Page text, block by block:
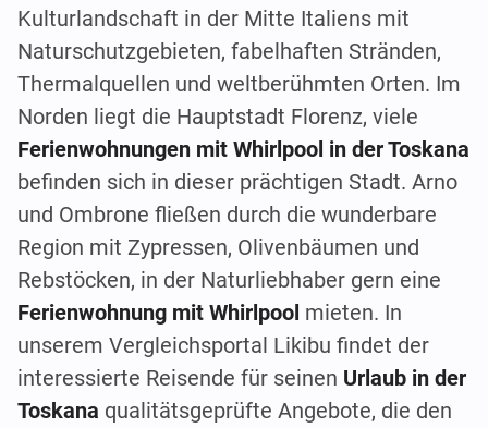
Kulturlandschaft in der Mitte Italiens mit
Naturschutzgebieten, fabelhaften Stränden,
Thermalquellen und weltberühmten Orten. Im
Norden liegt die Hauptstadt Florenz, viele
Ferienwohnungen mit Whirlpool in der Toskana
befinden sich in dieser prächtigen Stadt. Arno
und Ombrone fließen durch die wunderbare
Region mit Zypressen, Olivenbäumen und
Rebstöcken, in der Naturliebhaber gern eine
Ferienwohnung mit Whirlpool mieten. In
unserem Vergleichsportal Likibu findet der
interessierte Reisende für seinen Urlaub in der
Toskana qualitätsgeprüfte Angebote, die den